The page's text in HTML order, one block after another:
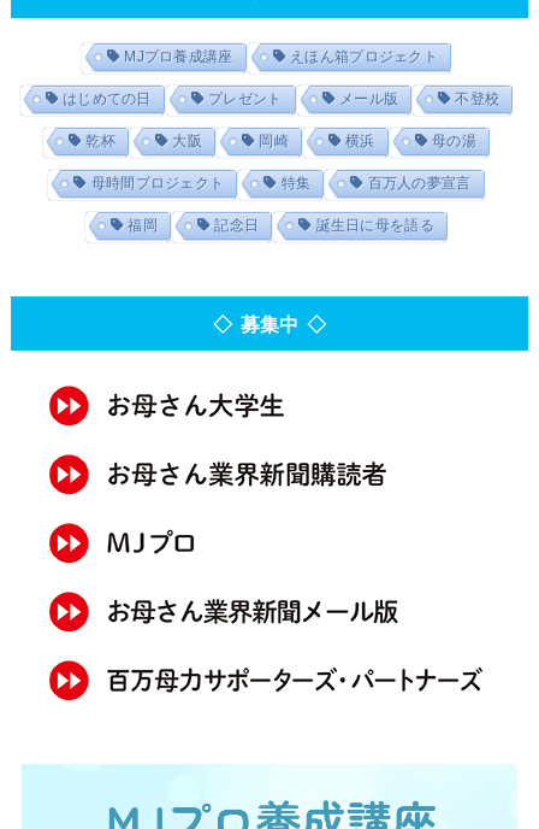
MJプロ養成講座 えほん箱プロジェクト
はじめての日 プレゼント メール版 不登校
乾杯 大阪 岡崎 横浜 母の湯
母時間プロジェクト 特集 百万人の夢宣言
福岡 記念日 誕生日に母を語る
◇ 募集中 ◇